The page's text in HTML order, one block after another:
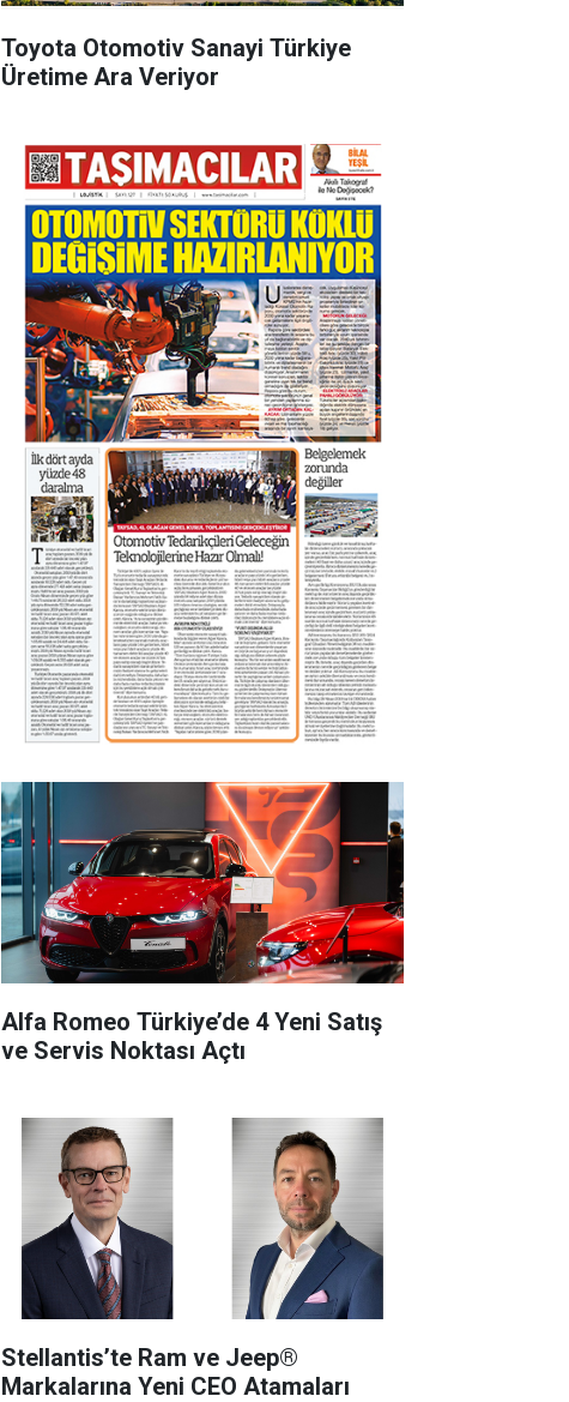
Toyota Otomotiv Sanayi Türkiye
Üretime Ara Veriyor
Alfa Romeo Türkiye’de 4 Yeni Satış
ve Servis Noktası Açtı
Stellantis’te Ram ve Jeep®
Markalarına Yeni CEO Atamaları